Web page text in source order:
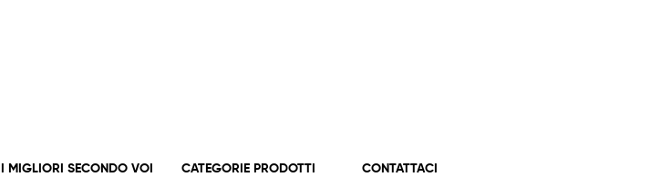
I MIGLIORI SECONDO VOI CATEGORIE PRODOTTI CONTATTACI